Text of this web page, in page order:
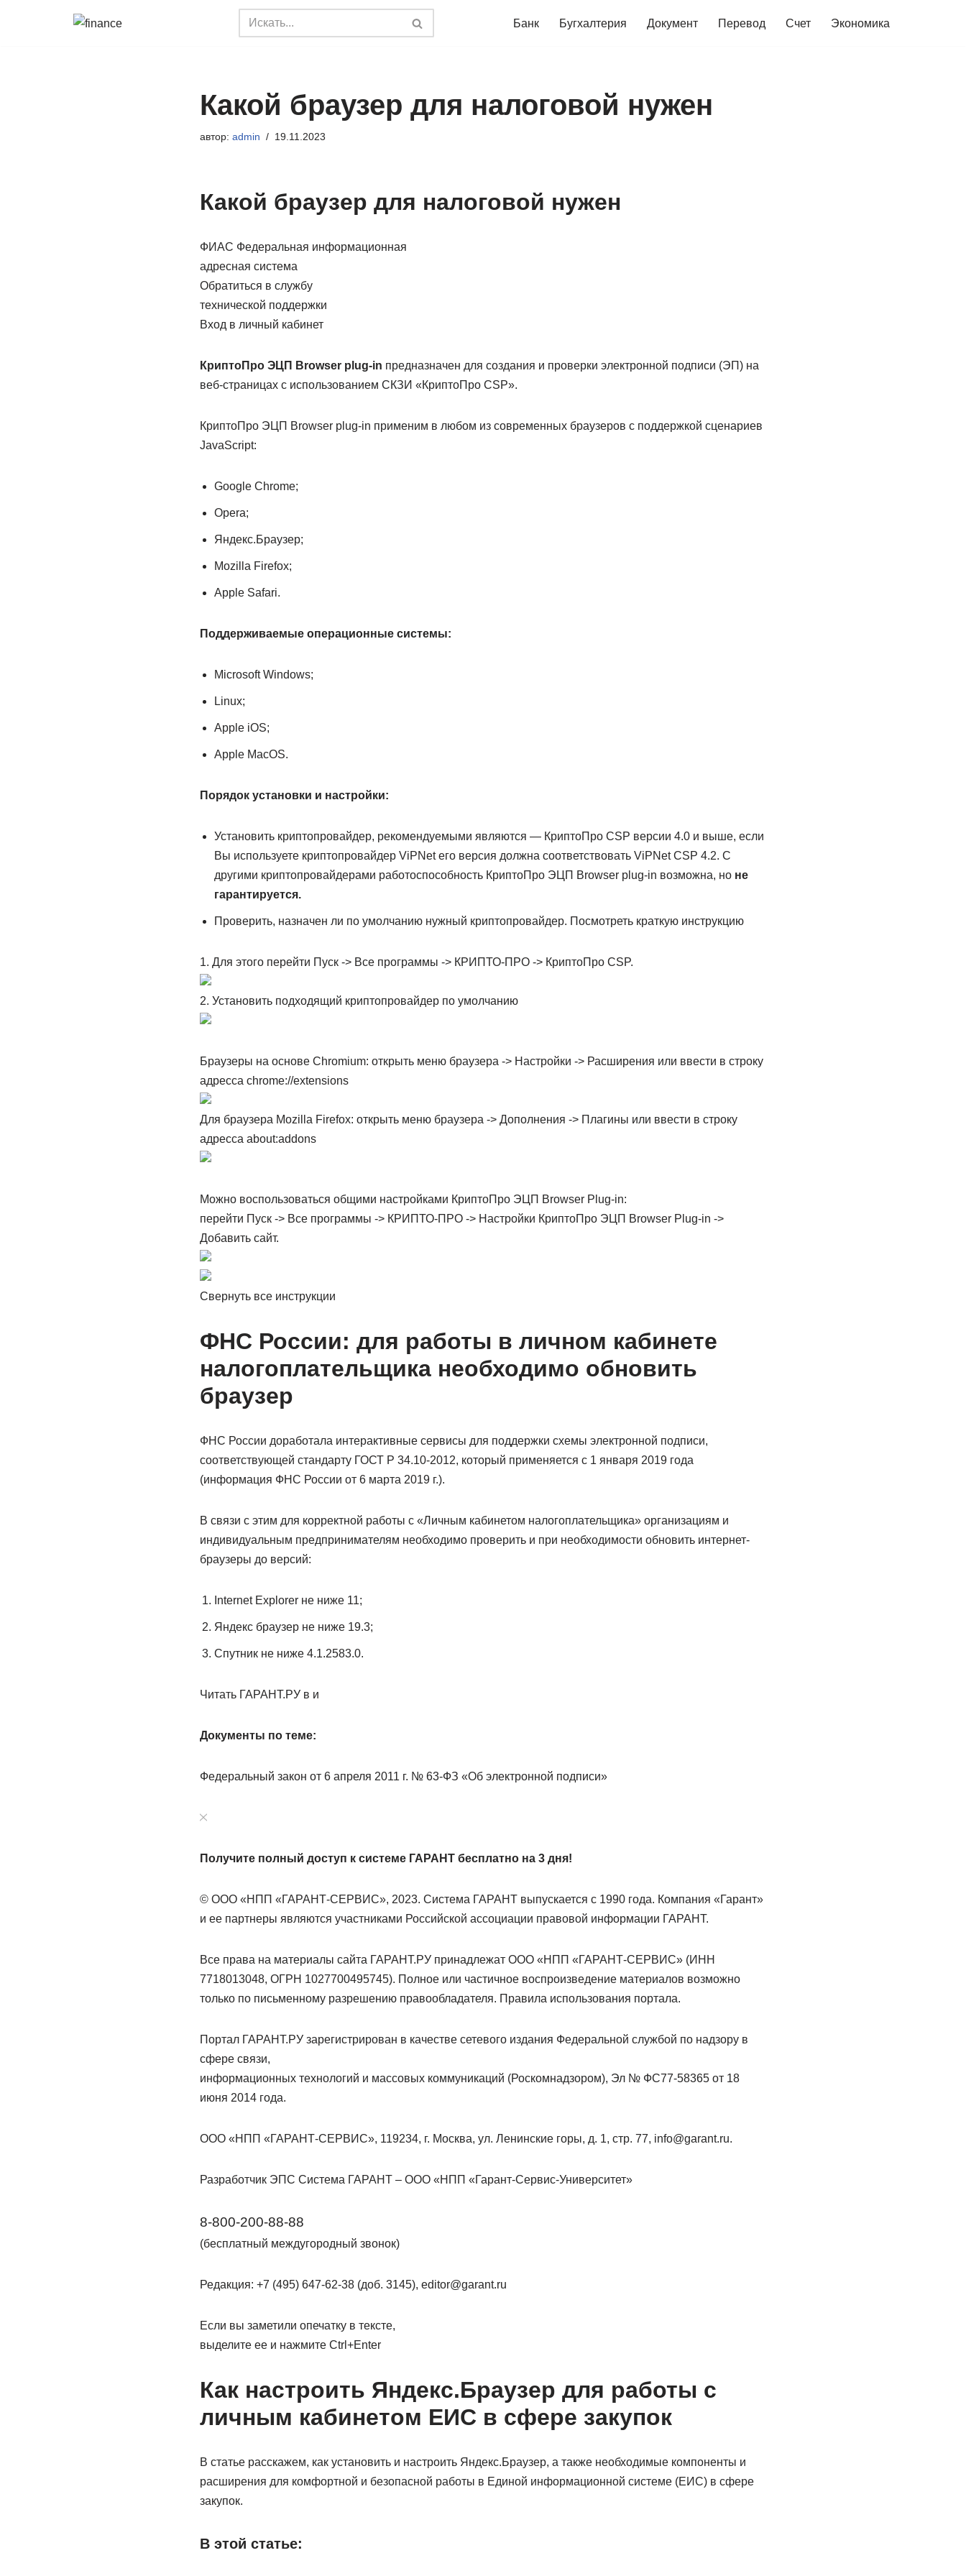
Банк Бугхалтерия Документ Перевод Счет Экономика
Какой браузер для налоговой нужен
автор: admin 19.11.2023
Какой браузер для налоговой нужен
ФИАС Федеральная информационная
адресная система
Обратиться в службу
технической поддержки
Вход в личный кабинет
КриптоПро ЭЦП Browser plug-in предназначен для создания и проверки электронной подписи (ЭП) на
веб-страницах с использованием СКЗИ «КриптоПро CSP».
КриптоПро ЭЦП Browser plug-in применим в любом из современных браузеров с поддержкой сценариев
JavaScript:
Google Chrome;
Opera;
Яндекс.Браузер;
Mozilla Firefox;
Apple Safari.
Поддерживаемые операционные системы:
Microsoft Windows;
Linux;
Apple iOS;
Apple MacOS.
Порядок установки и настройки:
Установить криптопровайдер, рекомендуемыми являются — КриптоПро CSP версии 4.0 и выше, если
Вы используете криптопровайдер ViPNet его версия должна соответствовать ViPNet CSP 4.2. С
другими криптопровайдерами работоспособность КриптоПро ЭЦП Browser plug-in возможна, но не
гарантируется.
Проверить, назначен ли по умолчанию нужный криптопровайдер. Посмотреть краткую инструкцию
1. Для этого перейти Пуск -> Все программы -> КРИПТО-ПРО -> КриптоПро CSP.
2. Установить подходящий криптопровайдер по умолчанию
Браузеры на основе Chromium: открыть меню браузера -> Настройки -> Расширения или ввести в строку
адресса chrome://extensions
Для браузера Mozilla Firefox: открыть меню браузера -> Дополнения -> Плагины или ввести в строку
адресса about:addons
Можно воспользоваться общими настройками КриптоПро ЭЦП Browser Plug-in:
перейти Пуск -> Все программы -> КРИПТО-ПРО -> Настройки КриптоПро ЭЦП Browser Plug-in ->
Добавить сайт.
Свернуть все инструкции
ФНС России: для работы в личном кабинете
налогоплательщика необходимо обновить
браузер
ФНС России доработала интерактивные сервисы для поддержки схемы электронной подписи,
соответствующей стандарту ГОСТ Р 34.10-2012, который применяется с 1 января 2019 года
(информация ФНC России от 6 марта 2019 г.).
В связи с этим для корректной работы с «Личным кабинетом налогоплательщика» организациям и
индивидуальным предпринимателям необходимо проверить и при необходимости обновить интернет-
браузеры до версий:
Internet Explorer не ниже 11;
Яндекс браузер не ниже 19.3;
Спутник не ниже 4.1.2583.0.
Читать ГАРАНТ.РУ в и
Документы по теме:
Федеральный закон от 6 апреля 2011 г. № 63-ФЗ «Об электронной подписи»
Получите полный доступ к системе ГАРАНТ бесплатно на 3 дня!
© ООО «НПП «ГАРАНТ-СЕРВИС», 2023. Система ГАРАНТ выпускается с 1990 года. Компания «Гарант»
и ее партнеры являются участниками Российской ассоциации правовой информации ГАРАНТ.
Все права на материалы сайта ГАРАНТ.РУ принадлежат ООО «НПП «ГАРАНТ-СЕРВИС» (ИНН
7718013048, ОГРН 1027700495745). Полное или частичное воспроизведение материалов возможно
только по письменному разрешению правообладателя. Правила использования портала.
Портал ГАРАНТ.РУ зарегистрирован в качестве сетевого издания Федеральной службой по надзору в
сфере связи,
информационных технологий и массовых коммуникаций (Роскомнадзором), Эл № ФС77-58365 от 18
июня 2014 года.
ООО «НПП «ГАРАНТ-СЕРВИС», 119234, г. Москва, ул. Ленинские горы, д. 1, стр. 77, info@garant.ru.
Разработчик ЭПС Система ГАРАНТ – ООО «НПП «Гарант-Сервис-Университет»
8-800-200-88-88
(бесплатный междугородный звонок)
Редакция: +7 (495) 647-62-38 (доб. 3145), editor@garant.ru
Если вы заметили опечатку в тексте,
выделите ее и нажмите Ctrl+Enter
Как настроить Яндекс.Браузер для работы с
личным кабинетом ЕИС в сфере закупок
В статье расскажем, как установить и настроить Яндекс.Браузер, а также необходимые компоненты и
расширения для комфортной и безопасной работы в Единой информационной системе (ЕИС) в сфере
закупок.
В этой статье: